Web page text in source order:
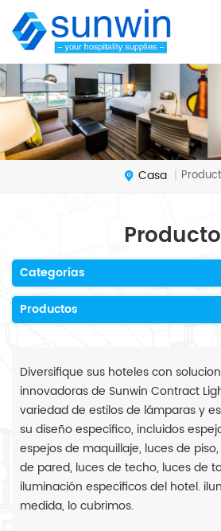
Casa |
Categorías
Productos
Diversifique sus hoteles con
innovadoras de Sunwin Contract
variedad de estilos de lámparas y
su diseño específico, incluidos
espejos de maquillaje, luces de
de pared, luces de techo, luces de
iluminación específicos del hotel.
medida, lo cubrimos.